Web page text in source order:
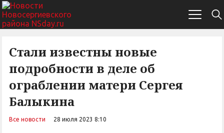
Стали известны новые
подробности в деле об
ограблении матери Сергея
Балыкина
Все новости 28 июля 2023 8:10